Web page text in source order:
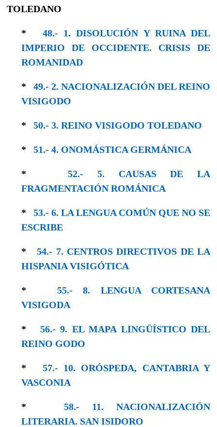
TOLEDANO
* 48.- 1. DISOLUCIÓN Y RUINA DEL
IMPERIO DE OCCIDENTE. CRISIS DE
ROMANIDAD
* 49.- 2. NACIONALIZACIÓN DEL REINO
VISI­GODO
* 50.- 3. REINO VISIGODO TOLEDANO
* 51.- 4. ONOMÁSTICA GERMÁNICA
*52.- 5. CAUSAS DE LA
FRAGMENTACIÓN ROMÁNICA
* 53.- 6. LA LENGUA COMÚN QUE NO SE
ESCRIBE
*54.- 7. CENTROS DIRECTIVOS DE LA
HISPANIA VISIGÓTICA
* 55.- 8. LENGUA CORTESANA
VISIGODA
* 56.- 9. EL MAPA LINGÜÍSTICO DEL
REINO GODO
* 57.- 10. ORÓSPEDA, CANTABRIA Y
VASCONIA
* 58.- 11. NACIONALIZACIÓN
LITERARIA. SAN ISIDORO